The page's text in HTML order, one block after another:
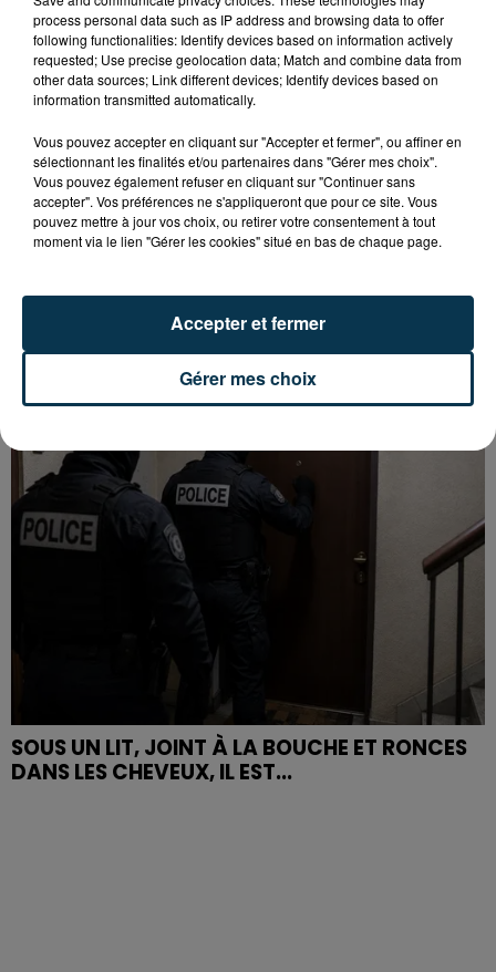
IL SE PROMÈNE AVEC CINQ COUTEAUX ET UN
NUNCHAKU À SAINT-CHAMOND
SOUS UN LIT, JOINT À LA BOUCHE ET RONCES
DANS LES CHEVEUX, IL EST...
process personal data such as IP address and browsing data to offer
following functionalities: Identify devices based on information actively
requested; Use precise geolocation data; Match and combine data from
other data sources; Link different devices; Identify devices based on
information transmitted automatically.
Vous pouvez accepter en cliquant sur "Accepter et fermer", ou affiner en
sélectionnant les finalités et/ou partenaires dans "Gérer mes choix".
Vous pouvez également refuser en cliquant sur "Continuer sans
accepter". Vos préférences ne s'appliqueront que pour ce site. Vous
pouvez mettre à jour vos choix, ou retirer votre consentement à tout
moment via le lien "Gérer les cookies" situé en bas de chaque page.
Gérer mes choix
Accepter et fermer